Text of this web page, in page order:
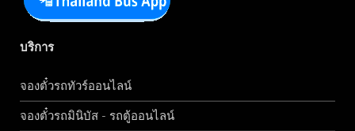
บริการ
จองตั๋วรถทัวร์ออนไลน์
จองตั๋วรถมินิบัส - รถตู้ออนไลน์